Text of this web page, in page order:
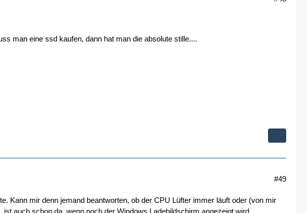
man eine ssd kaufen, dann hat man die absolute stille....
#49
Kann mir denn jemand beantworten, ob der CPU Lüfter immer läuft oder (von mir
auch schon da, wenn noch der Windows Ladebildschirm angezeigt wird.